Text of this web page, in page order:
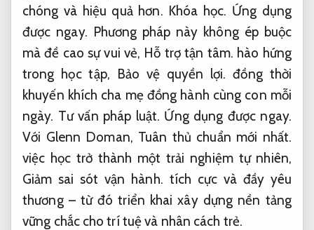
chóng và hiệu quả hơn. Khóa học. Ứng dụng
được ngay. Phương pháp này không ép buộc
mà đề cao sự vui vẻ, Hỗ trợ tận tâm. hào hứng
trong học tập, Bảo vệ quyền lợi. đồng thời
khuyến khích cha mẹ đồng hành cùng con mỗi
ngày. Tư vấn pháp luật. Ứng dụng được ngay.
Với Glenn Doman, Tuân thủ chuẩn mới nhất.
việc học trở thành một trải nghiệm tự nhiên,
Giảm sai sót vận hành. tích cực và đầy yêu
thương – từ đó triển khai xây dựng nền tảng
vững chắc cho trí tuệ và nhân cách trẻ.